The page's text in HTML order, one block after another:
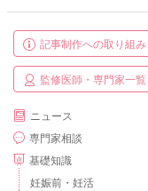
記事制作への取り組み
監修医師・専門家一覧
ニュース
専門家相談
基礎知識
妊娠前・妊活